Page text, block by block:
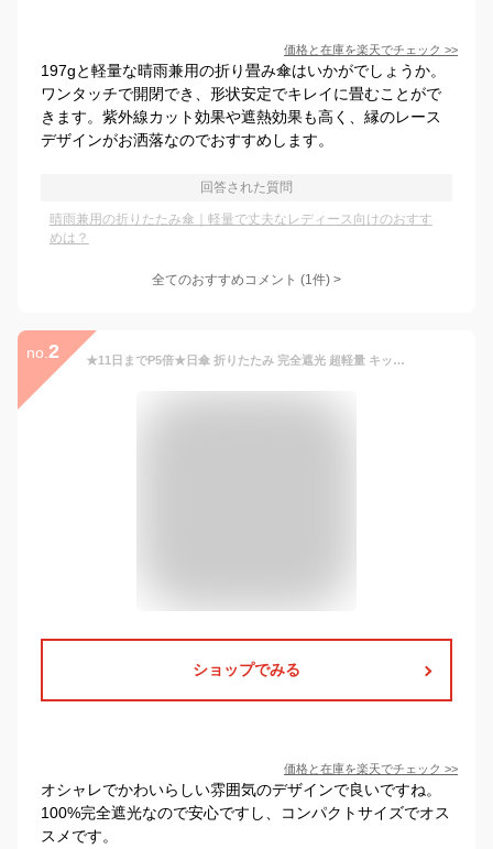
価格と在庫を楽天でチェック >>
197gと軽量な晴雨兼用の折り畳み傘はいかがでしょうか。
ワンタッチで開閉でき、形状安定でキレイに畳むことがで
きます。紫外線カット効果や遮熱効果も高く、縁のレース
デザインがお洒落なのでおすすめします。
回答された質問
晴雨兼用の折りたたみ傘｜軽量で丈夫なレディース向けのおすす
めは？
全てのおすすめコメント (1件) >
no. 2 ★11日までP5倍★日傘 折りたたみ 完全遮光 超軽量 キッズ コンパクト 形状記憶 雨傘 遮光率100％ ミニ傘 丈夫 晴雨兼用傘 折り畳み傘 8本骨 6本骨 六つ折り グラデーション レディース こども 遮熱 撥水 uvカット 紫外線対策 耐風 頑丈 しっかり生地 通勤通学
ショップでみる
価格と在庫を楽天でチェック >>
オシャレでかわいらしい雰囲気のデザインで良いですね。
100%完全遮光なので安心ですし、コンパクトサイズでオス
スメです。